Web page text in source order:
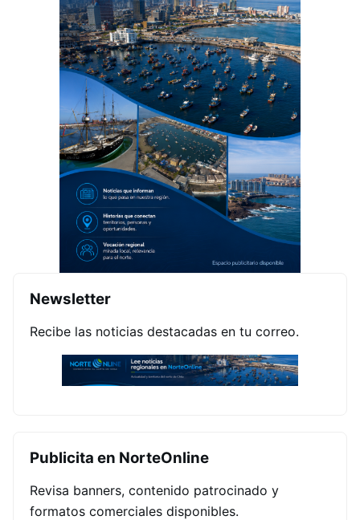
Newsletter
Recibe las noticias destacadas en tu correo.
Publicita en NorteOnline
Revisa banners, contenido patrocinado y
formatos comerciales disponibles.